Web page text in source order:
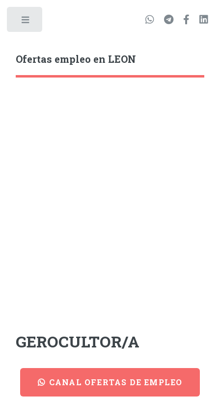
Ofertas empleo en LEON
GEROCULTOR/A
CANAL OFERTAS DE EMPLEO